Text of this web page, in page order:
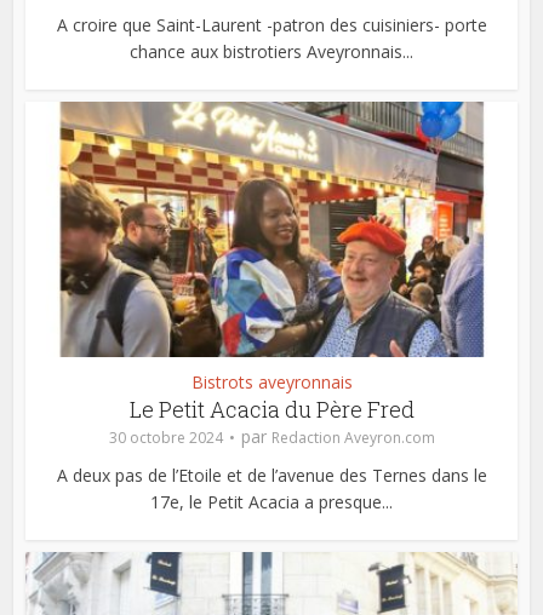
A croire que Saint-Laurent -patron des cuisiniers- porte
chance aux bistrotiers Aveyronnais...
Bistrots aveyronnais
Le Petit Acacia du Père Fred
30 octobre 2024 par Redaction Aveyron.com
A deux pas de l’Etoile et de l’avenue des Ternes dans le
17e, le Petit Acacia a presque...